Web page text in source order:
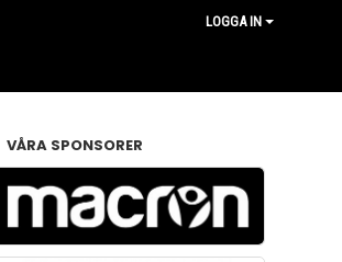
LOGGA IN
VÅRA SPONSORER